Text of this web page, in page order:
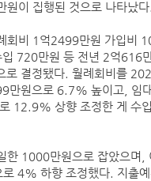
이 집행된 것으로 나타났다.
회비 1억2499만원 가입비
720만원 등 전년 2억616
로 결정됐다. 월례회비를
만원으로 6.7% 높이고, 임
12.9% 상향 조정한 게 수
한 1000만원으로 잡았으며,
4% 하향 조정했다. 지출